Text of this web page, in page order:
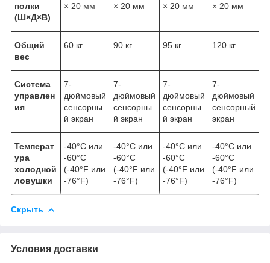
полки
(Ш×Д×В)
× 20 мм
× 20 мм
× 20 мм
× 20 мм
Общий
вес
60 кг 90 кг 95 кг 120 кг
Система
управлен
ия
7-
дюймовый
сенсорны
й экран
7-
дюймовый
сенсорны
й экран
7-
дюймовый
сенсорны
й экран
7-
дюймовый
сенсорный
экран
Температ
ура
холодной
ловушки
-40°C или
-60°C
(-40°F или
-76°F)
-40°C или
-60°C
(-40°F или
-76°F)
-40°C или
-60°C
(-40°F или
-76°F)
-40°C или
-60°C
(-40°F или
-76°F)
Скрыть
Условия доставки